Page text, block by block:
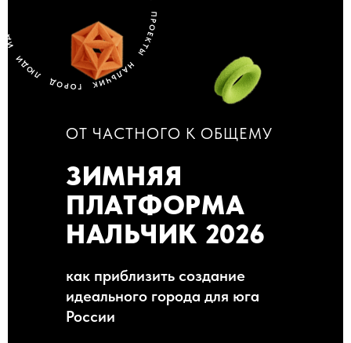
ЗИМНЯЯ
ПЛАТФОРМА
НАЛЬЧИК 2026
ОТ ЧАСТНОГО К ОБЩЕМУ
как приблизить создание
идеального города для юга
России